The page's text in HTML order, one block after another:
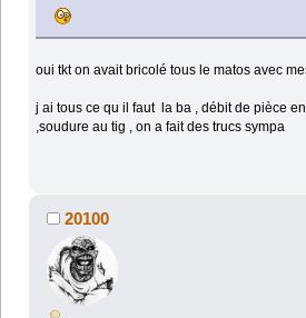
oui tkt on avait bricolé tous le matos avec
j ai tous ce qu il faut la ba , débit de pièce
,soudure au tig , on a fait des trucs sympa
20100